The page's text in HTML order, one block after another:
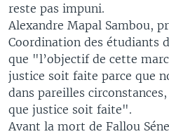
reste pas impuni.
Alexandre Mapal Sambou,
Coordination des étudiants
que "l’objectif de cette
justice soit faite parce que
dans pareilles
que justice soit faite".
Avant la mort de Fallou